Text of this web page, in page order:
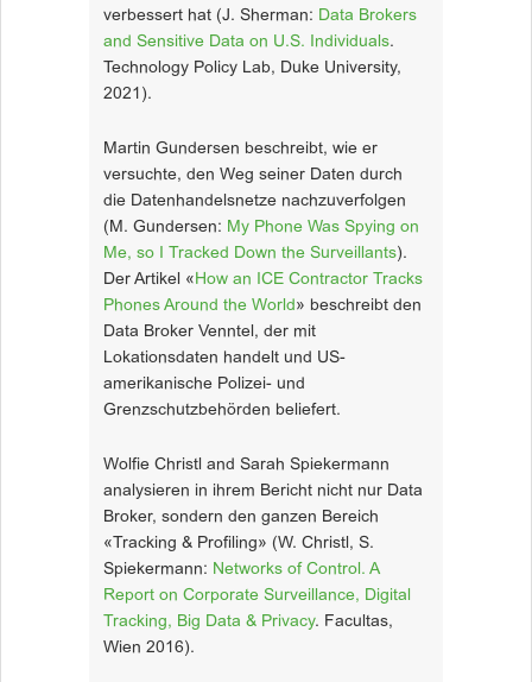
verbessert hat (J. Sherman: Data Brokers
and Sensitive Data on U.S. Individuals.
Technology Policy Lab, Duke University,
2021).
Martin Gundersen beschreibt, wie er
versuchte, den Weg seiner Daten durch
die Datenhandelsnetze nachzuverfolgen
(M. Gundersen: My Phone Was Spying on
Me, so I Tracked Down the Surveillants).
Der Artikel « How an ICE Contractor Tracks
Phones Around the World » beschreibt den
Data Broker Venntel, der mit
Lokationsdaten handelt und US-
amerikanische Polizei- und
Grenzschutzbehörden beliefert.
Wolfie Christl and Sarah Spiekermann
analysieren in ihrem Bericht nicht nur Data
Broker, sondern den ganzen Bereich
«Tracking & Profiling» (W. Christl, S.
Spiekermann: Networks of Control. A
Report on Corporate Surveillance, Digital
Tracking, Big Data & Privacy. Facultas,
Wien 2016).